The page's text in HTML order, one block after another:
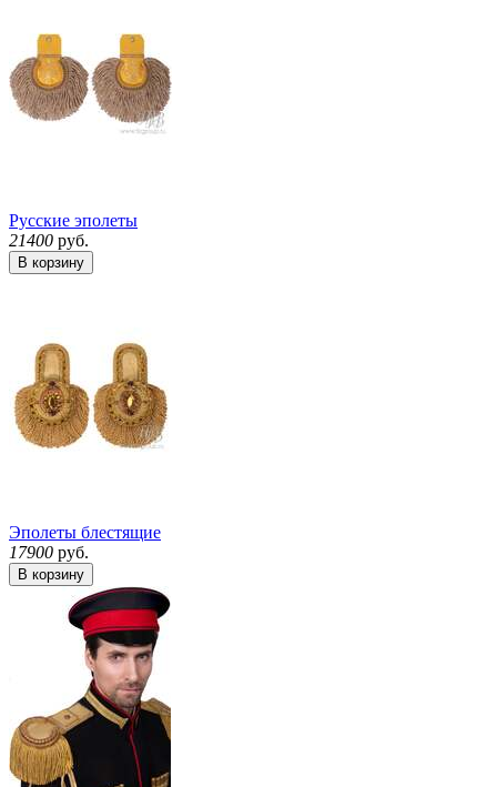
Русские эполеты
21400 руб.
В корзину
Эполеты блестящие
17900 руб.
В корзину